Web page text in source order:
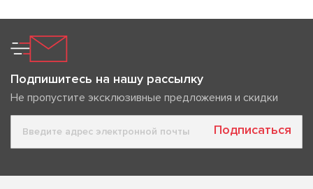
Подпишитесь на нашу рассылку
Не пропустите эксклюзивные предложения и скидки
Подписаться